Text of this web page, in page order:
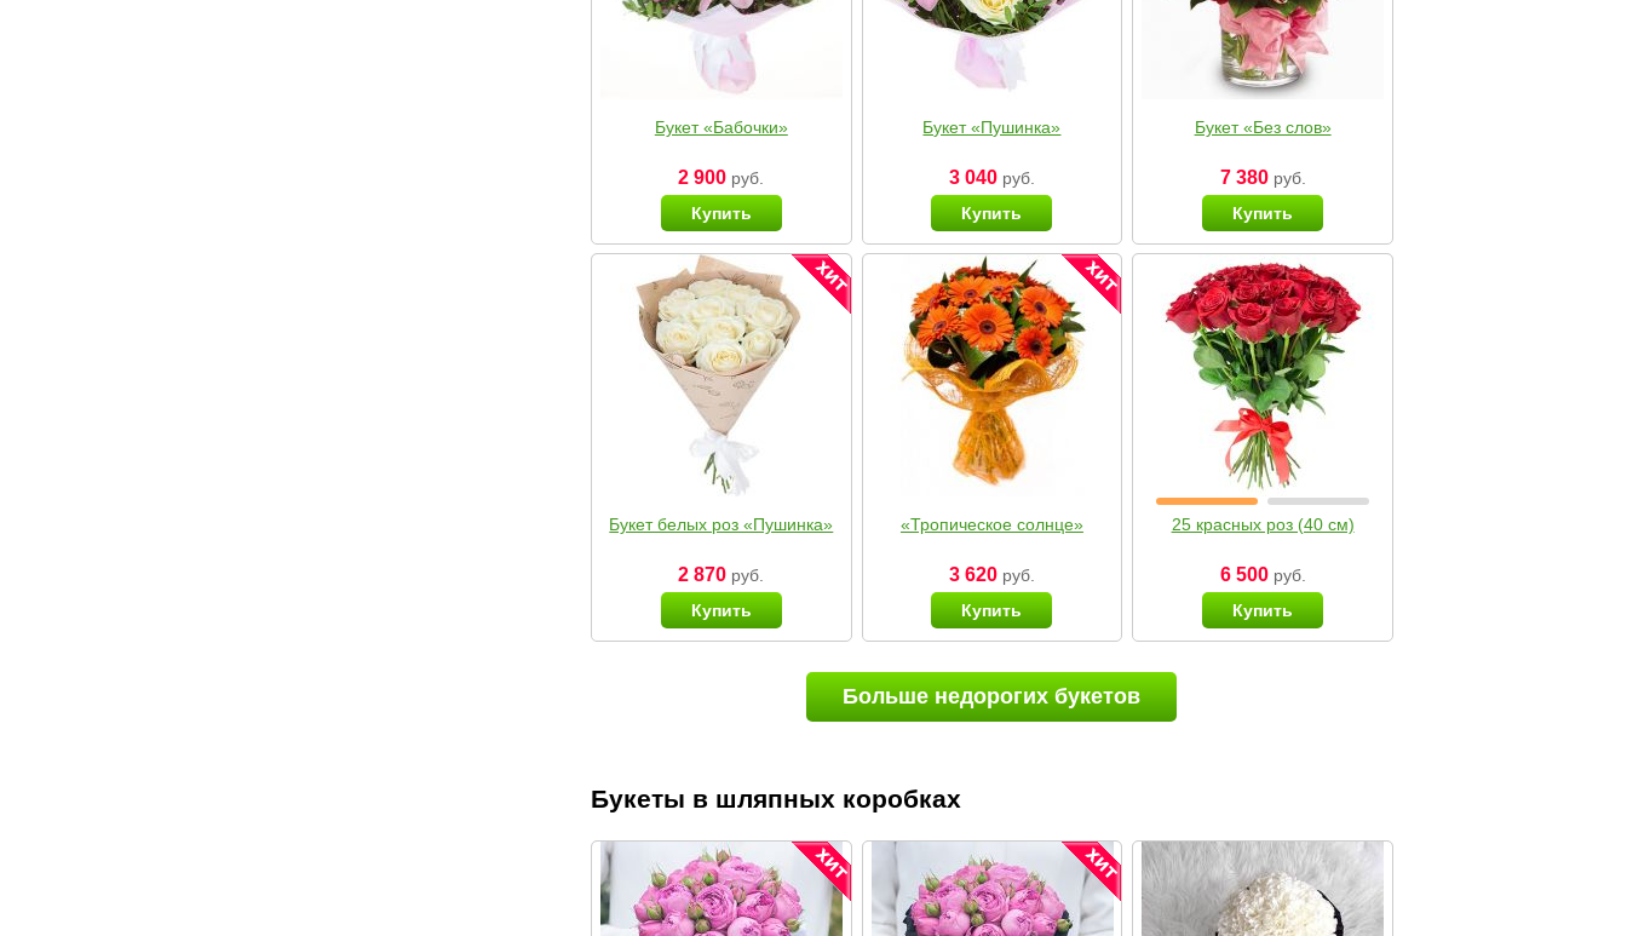
Букет «Бабочки»
2 900 руб.
Купить
Букет «Пушинка»
3 040руб.
Купить
Букет «Без слов»
7 380руб.
Купить
Букет белых роз «Пушинка»
2 870 руб.
Купить
«Тропическое солнце»
3 620руб.
Купить
25 красных роз (40 см)
6 500руб.
Купить
Больше недорогих букетов
Букеты в шляпных коробках